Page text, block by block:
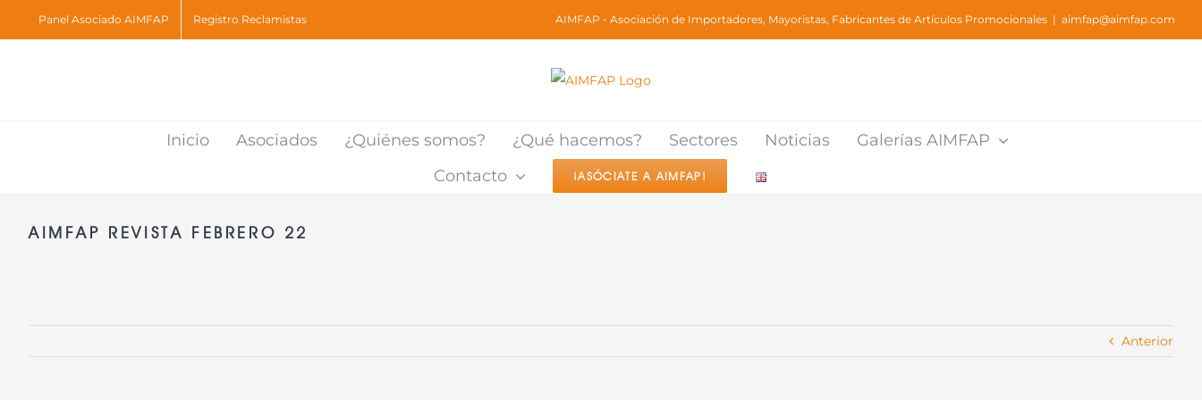
to
Panel Asociado AIMFAP Registro Reclamistas AIMFAP - Asociación de Importadores, Mayoristas, Fabricantes de Artículos Promocionales | aimfap@aimfap.com
Inicio Asociados ¿Quiénes somos? ¿Qué hacemos? Sectores Noticias
Galerías AIMFAP
Contacto
¡ASÓCIATE A AIMFAP!
AIMFAP REVISTA FEBRERO 22
Anterior